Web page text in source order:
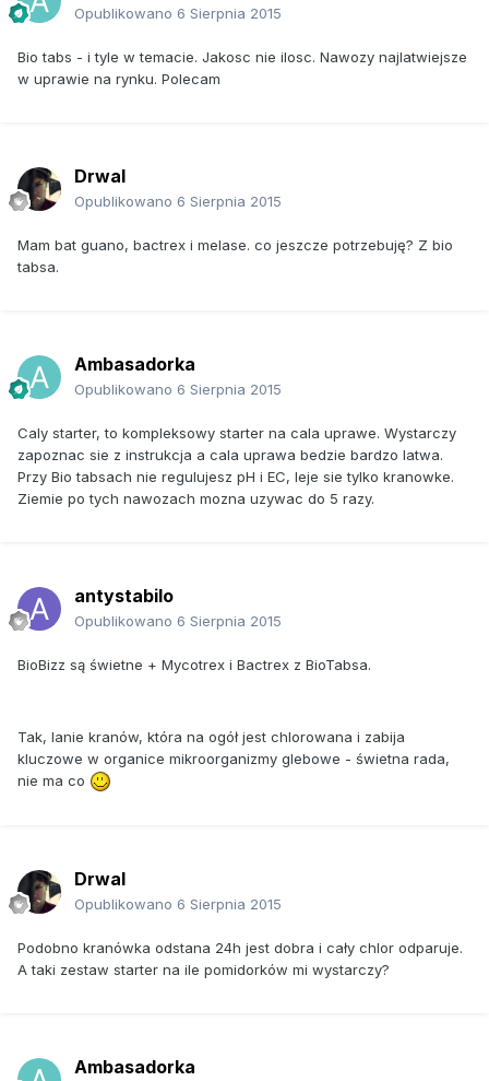
Opublikowano 6 Sierpnia 2015
Bio tabs - i tyle w temacie. Jakosc nie ilosc. Nawozy najlatwiejsze
w uprawie na rynku. Polecam
Drwal
Opublikowano 6 Sierpnia 2015
Mam bat guano, bactrex i melase. co jeszcze potrzebuję? Z bio
tabsa.
Ambasadorka
Opublikowano 6 Sierpnia 2015
Caly starter, to kompleksowy starter na cala uprawe. Wystarczy
zapoznac sie z instrukcja a cala uprawa bedzie bardzo latwa.
Przy Bio tabsach nie regulujesz pH i EC, leje sie tylko kranowke.
Ziemie po tych nawozach mozna uzywac do 5 razy.
antystabilo
Opublikowano 6 Sierpnia 2015
BioBizz są świetne + Mycotrex i Bactrex z BioTabsa.
Tak, lanie kranów, która na ogół jest chlorowana i zabija
kluczowe w organice mikroorganizmy glebowe - świetna rada,
nie ma co
Drwal
Opublikowano 6 Sierpnia 2015
Podobno kranówka odstana 24h jest dobra i cały chlor odparuje.
A taki zestaw starter na ile pomidorków mi wystarczy?
Ambasadorka